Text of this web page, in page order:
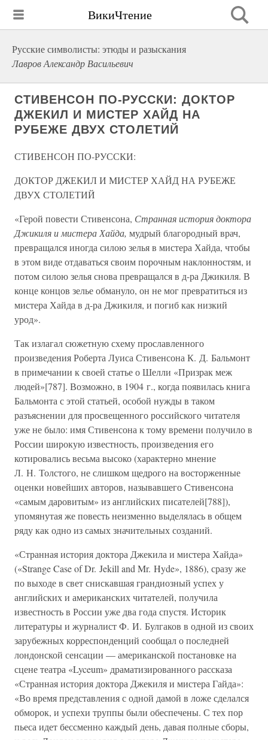
ВикиЧтение
Русские символисты: этюды и разыскания
Лавров Александр Васильевич
СТИВЕНСОН ПО-РУССКИ: ДОКТОР
ДЖЕКИЛ И МИСТЕР ХАЙД НА
РУБЕЖЕ ДВУХ СТОЛЕТИЙ
СТИВЕНСОН ПО-РУССКИ:
ДОКТОР ДЖЕКИЛ И МИСТЕР ХАЙД НА РУБЕЖЕ
ДВУХ СТОЛЕТИЙ
«Герой повести Стивенсона, Странная история доктора
Джикиля и мистера Хайда, мудрый благородный врач,
превращался иногда силою зелья в мистера Хайда, чтобы
в этом виде отдаваться своим порочным наклонностям, и
потом силою зелья снова превращался в д-ра Джикиля. В
конце концов зелье обмануло, он не мог превратиться из
мистера Хайда в д-ра Джикиля, и погиб как низкий
урод».
Так излагал сюжетную схему прославленного
произведения Роберта Луиса Стивенсона К. Д. Бальмонт
в примечании к своей статье о Шелли «Призрак меж
людей»[787]. Возможно, в 1904 г., когда появилась книга
Бальмонта с этой статьей, особой нужды в таком
разъяснении для просвещенного российского читателя
уже не было: имя Стивенсона к тому времени получило в
России широкую известность, произведения его
котировались весьма высоко (характерно мнение
Л. Н. Толстого, не слишком щедрого на восторженные
оценки новейших авторов, называвшего Стивенсона
«самым даровитым» из английских писателей[788]),
упомянутая же повесть неизменно выделялась в общем
ряду как одно из самых значительных созданий.
«Странная история доктора Джекила и мистера Хайда»
(«Strange Case of Dr. Jekill and Mr. Hyde», 1886), сразу же
по выходе в свет снискавшая грандиозный успех у
английских и американских читателей, получила
известность в России уже два года спустя. Историк
литературы и журналист Ф. И. Булгаков в одной из своих
зарубежных корреспонденций сообщал о последней
лондонской сенсации — американской постановке на
сцене театра «Lyceum» драматизированного рассказа
«Странная история доктора Джекиля и мистера Гайда»:
«Во время представления с одной дамой в ложе сделался
обморок, и успехи труппы были обеспечены. С тех пор
пьеса идет бессменно каждый день, давая полные сборы,